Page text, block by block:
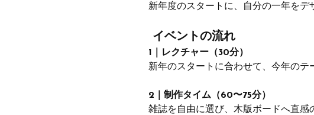
新年度のスタートに、自分の一年をデ
イベントの流れ
1｜レクチャー（30分）
新年のスタートに合わせて、今年のテ
2｜制作タイム（60〜75分）
雑誌を自由に選び、木版ボードへ直